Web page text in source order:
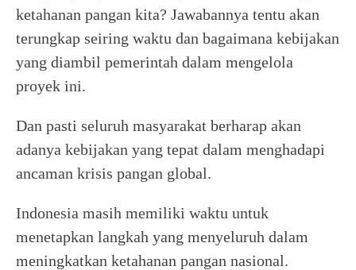
ketahanan pangan kita? Jawabannya tentu akan
terungkap seiring waktu dan bagaimana kebijakan
yang diambil pemerintah dalam mengelola
proyek ini.
Dan pasti seluruh masyarakat berharap akan
adanya kebijakan yang tepat dalam menghadapi
ancaman krisis pangan global.
Indonesia masih memiliki waktu untuk
menetapkan langkah yang menyeluruh dalam
meningkatkan ketahanan pangan nasional.